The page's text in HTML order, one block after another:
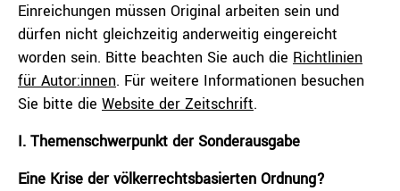
Einreichungen müssen Original arbeiten sein und
dürfen nicht gleichzeitig anderweitig eingereicht
worden sein. Bitte beachten Sie auch die Richtlinien
für Autor:innen. Für weitere Informationen besuchen
Sie bitte die Website der Zeitschrift.
I. Themenschwerpunkt der Sonderausgabe
Eine Krise der völkerrechtsbasierten Ordnung?